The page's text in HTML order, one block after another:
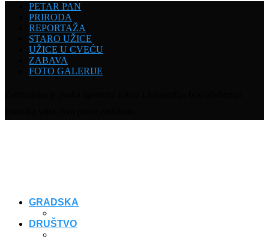
PETAR PAN
PRIRODA
REPORTAŽA
STARO UŽICE
UŽICE U CVEĆU
ZABAVA
FOTO GALERIJE
GRADSKA
DRUŠTVO